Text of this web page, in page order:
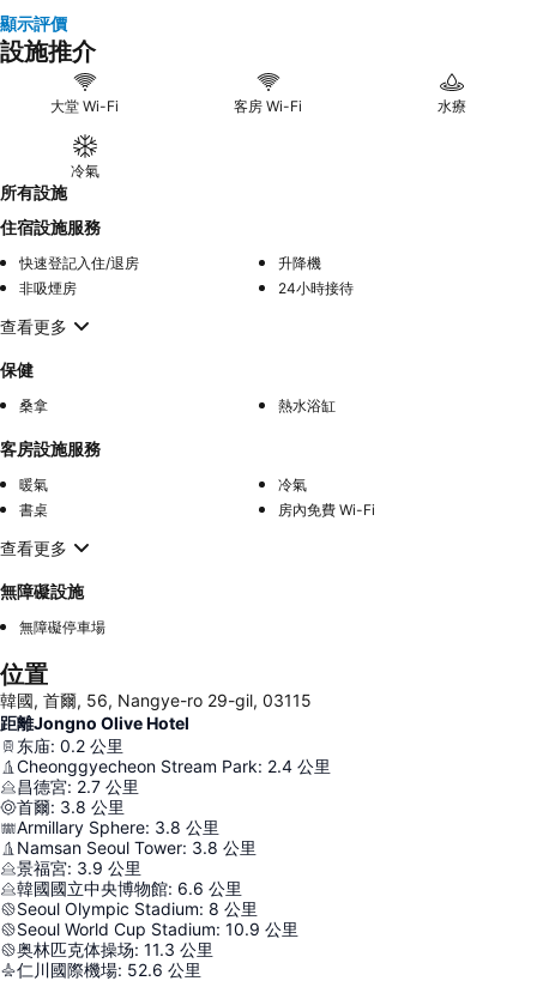
顯示評價
設施推介
大堂 Wi-Fi 客房 Wi-Fi 水療
冷氣
所有設施
住宿設施服務
快速登記入住/退房
升降機
非吸煙房
24小時接待
查看更多
保健
桑拿 熱水浴缸
客房設施服務
暖氣
冷氣
書桌
房內免費 Wi-Fi
查看更多
無障礙設施
無障礙停車場
位置
韓國, 首爾, 56, Nangye-ro 29-gil, 03115
距離Jongno Olive Hotel
东庙: 0.2 公里
Cheonggyecheon Stream Park: 2.4 公里
昌德宮: 2.7 公里
首爾: 3.8 公里
Armillary Sphere: 3.8 公里
Namsan Seoul Tower: 3.8 公里
景福宮: 3.9 公里
韓國國立中央博物館: 6.6 公里
Seoul Olympic Stadium: 8 公里
Seoul World Cup Stadium: 10.9 公里
奥林匹克体操场: 11.3 公里
仁川國際機場: 52.6 公里